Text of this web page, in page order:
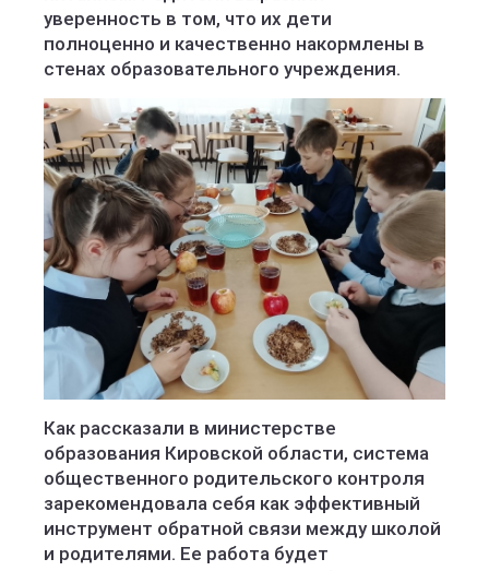
уверенность в том, что их дети
полноценно и качественно накормлены в
стенах образовательного учреждения.
Как рассказали в министерстве
образования Кировской области, система
общественного родительского контроля
зарекомендовала себя как эффективный
инструмент обратной связи между школой
и родителями. Ее работа будет